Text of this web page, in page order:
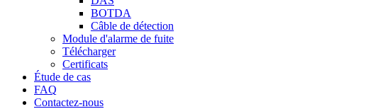
BOTDA
Câble de détection
Module d'alarme de fuite
Télécharger
Certificats
Étude de cas
FAQ
Contactez-nous